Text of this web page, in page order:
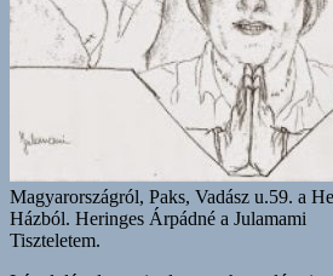
Magyarországról, Paks, Vadász u.59. a
Házból. Heringes Árpádné a Julamami
Tiszteletem.